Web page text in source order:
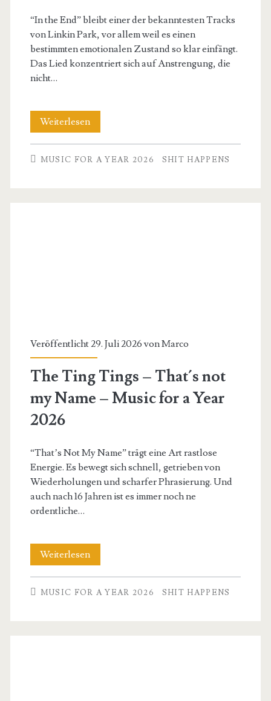
Year
2026
“In the End” bleibt einer der bekanntesten Tracks
von Linkin Park, vor allem weil es einen
bestimmten emotionalen Zustand so klar einfängt.
Das Lied konzentriert sich auf Anstrengung, die
nicht…
WeiterlesenLinkin
Park
–
Year
2026
MUSIC FOR A YEAR 2026 SHIT HAPPENS
Veröffentlicht 29. Juli 2026 vonMarco
The Ting Tings – That´s not
my Name – Music for a Year
2026
“That’s Not My Name” trägt eine Art rastlose
Energie. Es bewegt sich schnell, getrieben von
Wiederholungen und scharfer Phrasierung. Und
auch nach 16 Jahren ist es immer noch ne
ordentliche…
WeiterlesenThe
Ting
Tings
MUSIC FOR A YEAR 2026 SHIT HAPPENS